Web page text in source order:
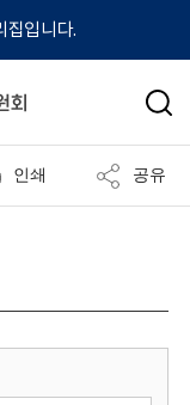
집입니다.
검
인쇄 공유